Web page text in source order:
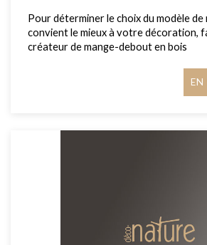
Pour déterminer le choix du modèle
convient le mieux à votre décoration,
créateur de mange-debout en bois
EN